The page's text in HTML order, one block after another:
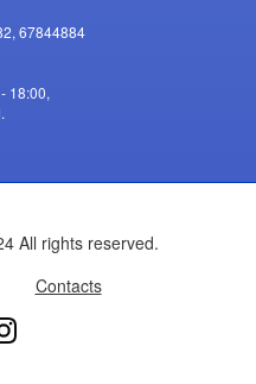
67844884
18:00,
All rights reserved.
Contacts